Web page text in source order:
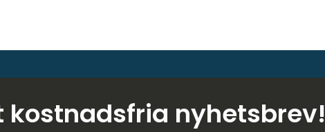
nyhetsbrev!